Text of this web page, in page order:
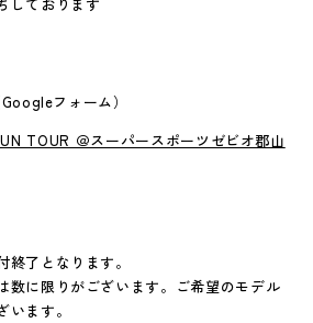
フォーム）
TOUR ＠スーパースポーツゼビオ郡山
了となります。
に限りがございます。ご希望のモデル
ます。